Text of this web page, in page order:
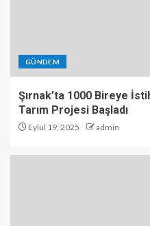
GÜNDEM
Şırnak’ta 1000 Bireye
Tarım Projesi Başladı
Eylül 19, 2025 admin